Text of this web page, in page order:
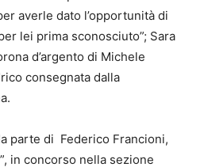
averle dato l’opportunità di
lei prima sconosciuto”; Sara
d’argento di Michele
consegnata dalla
parte di Federico Francioni,
in concorso nella sezione